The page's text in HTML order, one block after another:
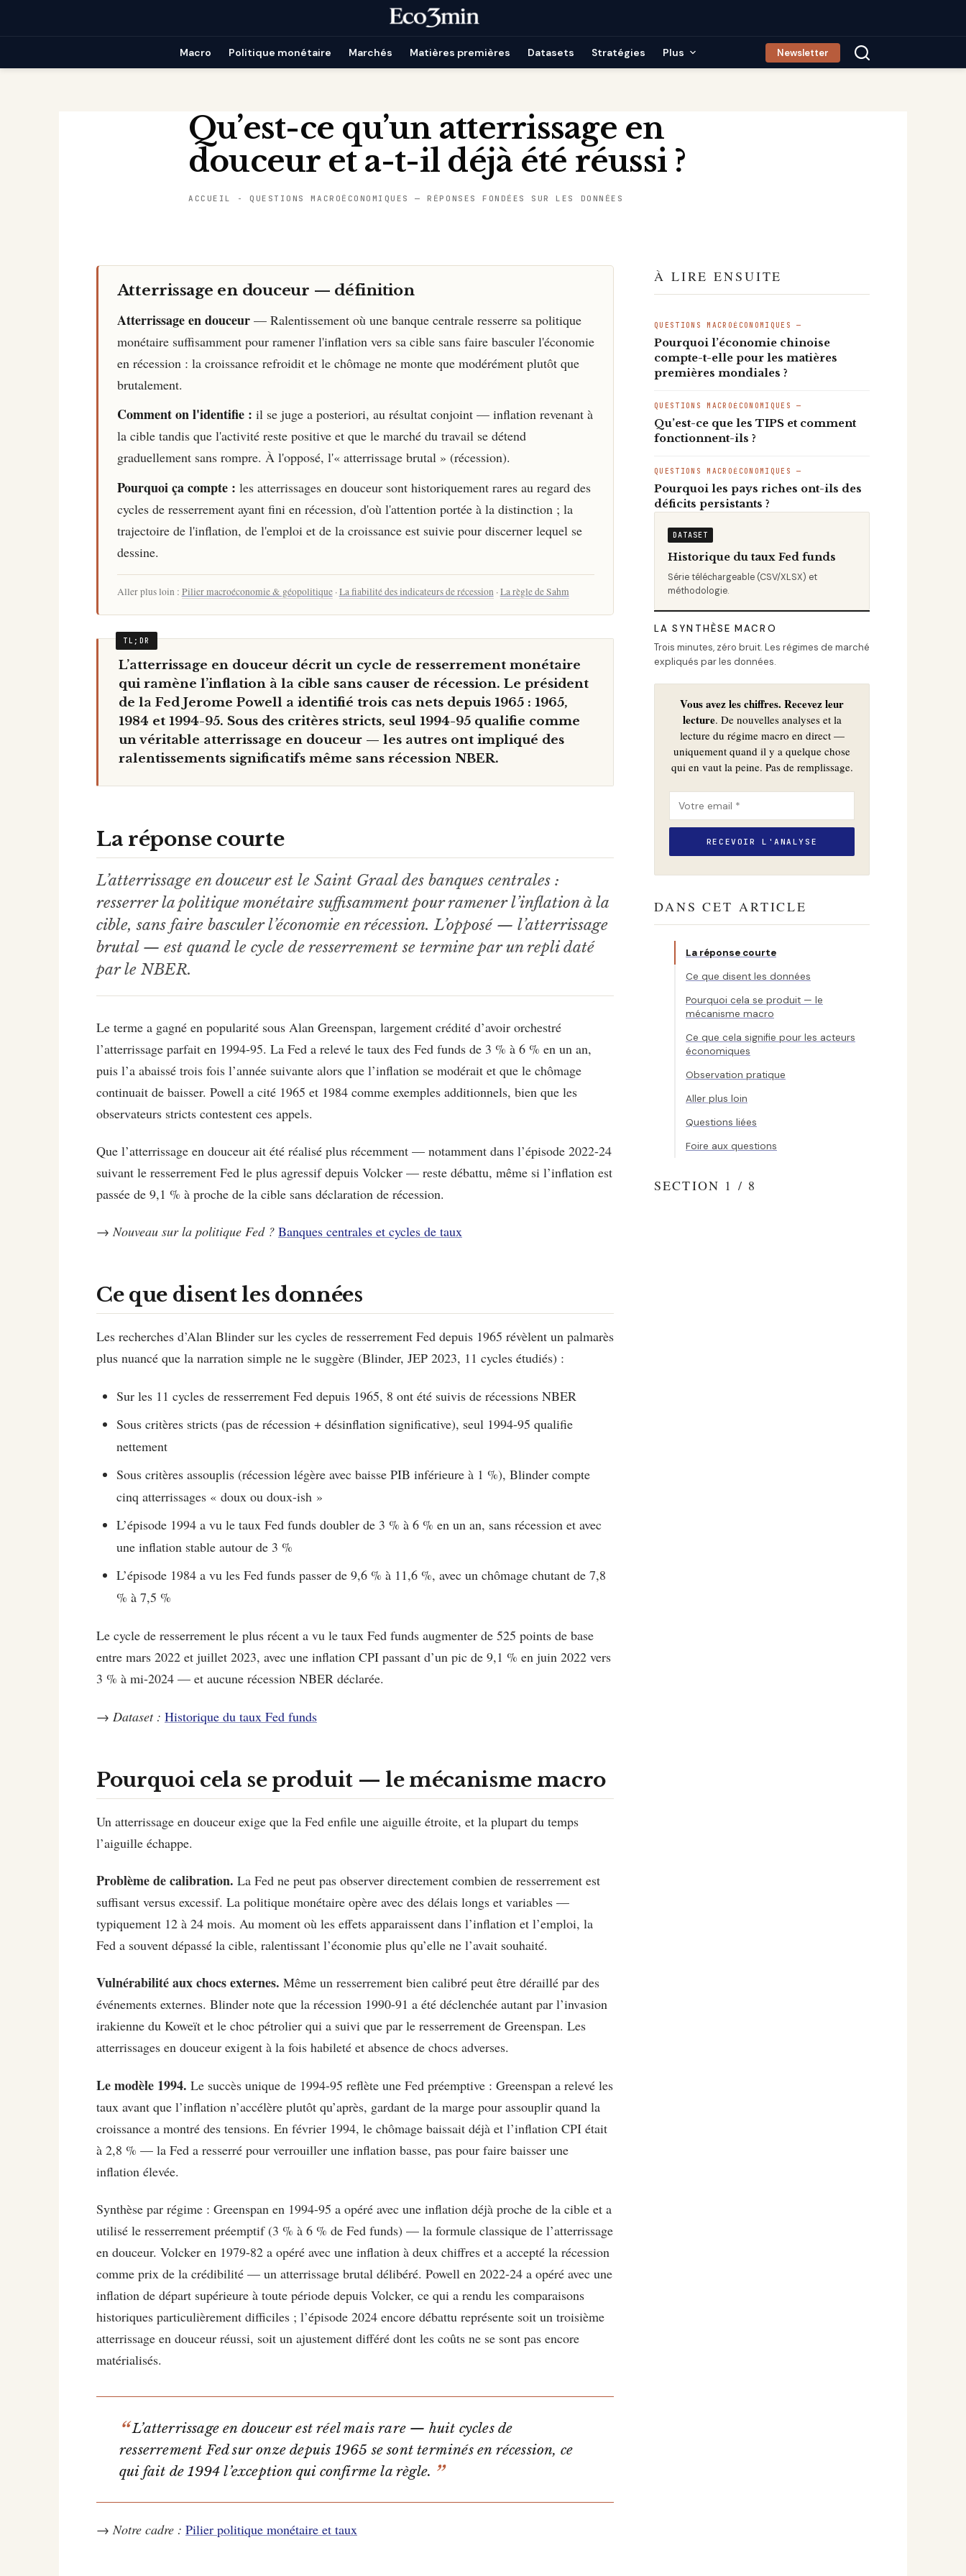
Macro Politique monétaire Marchés Matières premières Datasets Stratégies Plus Newsletter
Qu’est-ce qu’un atterrissage en
douceur et a-t-il déjà été réussi ?
ACCUEIL -QUESTIONS MACROÉCONOMIQUES — RÉPONSES FONDÉES SUR LES DONNÉES
Atterrissage en douceur — définition
Atterrissage en douceur— Ralentissement où une banque centrale resserre sa politique
monétaire suffisamment pour ramener l'inflation vers sa cible sans faire basculer l'économie
en récession : la croissance refroidit et le chômage ne monte que modérément plutôt que
brutalement.
Comment on l'identifie : il se juge a posteriori, au résultat conjoint — inflation revenant à
la cible tandis que l'activité reste positive et que le marché du travail se détend
graduellement sans rompre. À l'opposé, l'« atterrissage brutal » (récession).
Pourquoi ça compte : les atterrissages en douceur sont historiquement rares au regard des
cycles de resserrement ayant fini en récession, d'où l'attention portée à la distinction ; la
trajectoire de l'inflation, de l'emploi et de la croissance est suivie pour discerner lequel se
dessine.
Aller plus loin : Pilier macroéconomie & géopolitique·La fiabilité des indicateurs de récession·La règle de Sahm
L’atterrissage en douceur décrit un cycle de resserrement monétaire
qui ramène l’inflation à la cible sans causer de récession. Le président
de la Fed Jerome Powell a identifié trois cas nets depuis 1965 : 1965,
1984 et 1994-95. Sous des critères stricts, seul 1994-95 qualifie comme
un véritable atterrissage en douceur — les autres ont impliqué des
ralentissements significatifs même sans récession NBER.
La réponse courte
L’atterrissage en douceur est le Saint Graal des banques centrales :
resserrer la politique monétaire suffisamment pour ramener l’inflation à la
cible, sans faire basculer l’économie en récession. L’opposé — l’atterrissage
brutal — est quand le cycle de resserrement se termine par un repli daté
par le NBER.
Le terme a gagné en popularité sous Alan Greenspan, largement crédité d’avoir orchestré
l’atterrissage parfait en 1994-95. La Fed a relevé le taux des Fed funds de 3 % à 6 % en un an,
puis l’a abaissé trois fois l’année suivante alors que l’inflation se modérait et que le chômage
continuait de baisser. Powell a cité 1965 et 1984 comme exemples additionnels, bien que les
observateurs stricts contestent ces appels.
Que l’atterrissage en douceur ait été réalisé plus récemment — notamment dans l’épisode 2022-24
suivant le resserrement Fed le plus agressif depuis Volcker — reste débattu, même si l’inflation est
passée de 9,1 % à proche de la cible sans déclaration de récession.
→Nouveau sur la politique Fed ? Banques centrales et cycles de taux
Ce que disent les données
Les recherches d’Alan Blinder sur les cycles de resserrement Fed depuis 1965 révèlent un palmarès
plus nuancé que la narration simple ne le suggère (Blinder, JEP 2023, 11 cycles étudiés) :
Sur les 11 cycles de resserrement Fed depuis 1965, 8 ont été suivis de récessions NBER
Sous critères stricts (pas de récession + désinflation significative), seul 1994-95 qualifie
nettement
Sous critères assouplis (récession légère avec baisse PIB inférieure à 1 %), Blinder compte
cinq atterrissages « doux ou doux-ish »
L’épisode 1994 a vu le taux Fed funds doubler de 3 % à 6 % en un an, sans récession et avec
une inflation stable autour de 3 %
L’épisode 1984 a vu les Fed funds passer de 9,6 % à 11,6 %, avec un chômage chutant de 7,8
% à 7,5 %
Le cycle de resserrement le plus récent a vu le taux Fed funds augmenter de 525 points de base
entre mars 2022 et juillet 2023, avec une inflation CPI passant d’un pic de 9,1 % en juin 2022 vers
3 % à mi-2024 — et aucune récession NBER déclarée.
→ Dataset : Historique du taux Fed funds
Pourquoi cela se produit — le mécanisme macro
Un atterrissage en douceur exige que la Fed enfile une aiguille étroite, et la plupart du temps
l’aiguille échappe.
Problème de calibration. La Fed ne peut pas observer directement combien de resserrement est
suffisant versus excessif. La politique monétaire opère avec des délais longs et variables —
typiquement 12 à 24 mois. Au moment où les effets apparaissent dans l’inflation et l’emploi, la
Fed a souvent dépassé la cible, ralentissant l’économie plus qu’elle ne l’avait souhaité.
Vulnérabilité aux chocs externes. Même un resserrement bien calibré peut être déraillé par des
événements externes. Blinder note que la récession 1990-91 a été déclenchée autant par l’invasion
irakienne du Koweït et le choc pétrolier qui a suivi que par le resserrement de Greenspan. Les
atterrissages en douceur exigent à la fois habileté et absence de chocs adverses.
Le modèle 1994. Le succès unique de 1994-95 reflète une Fed préemptive : Greenspan a relevé les
taux avant que l’inflation n’accélère plutôt qu’après, gardant de la marge pour assouplir quand la
croissance a montré des tensions. En février 1994, le chômage baissait déjà et l’inflation CPI était
à 2,8 % — la Fed a resserré pour verrouiller une inflation basse, pas pour faire baisser une
inflation élevée.
Synthèse par régime : Greenspan en 1994-95 a opéré avec une inflation déjà proche de la cible et a
utilisé le resserrement préemptif (3 % à 6 % de Fed funds) — la formule classique de l’atterrissage
en douceur. Volcker en 1979-82 a opéré avec une inflation à deux chiffres et a accepté la récession
comme prix de la crédibilité — un atterrissage brutal délibéré. Powell en 2022-24 a opéré avec une
inflation de départ supérieure à toute période depuis Volcker, ce qui a rendu les comparaisons
historiques particulièrement difficiles ; l’épisode 2024 encore débattu représente soit un troisième
atterrissage en douceur réussi, soit un ajustement différé dont les coûts ne se sont pas encore
matérialisés.
L’atterrissage en douceur est réel mais rare — huit cycles de
resserrement Fed sur onze depuis 1965 se sont terminés en récession, ce
qui fait de 1994 l’exception qui confirme la règle.
→Notre cadre : Pilier politique monétaire et taux
À LIRE ENSUITE
QUESTIONS MACROÉCONOMIQUES —
Pourquoi l’économie chinoise
compte-t-elle pour les matières
premières mondiales ?
QUESTIONS MACROÉCONOMIQUES —
Qu’est-ce que les TIPS et comment
fonctionnent-ils ?
QUESTIONS MACROÉCONOMIQUES —
Pourquoi les pays riches ont-ils des
déficits persistants ?
DATASET
Historique du taux Fed funds
Série téléchargeable (CSV/XLSX) et
méthodologie.
LA SYNTHÈSE MACRO
Trois minutes, zéro bruit. Les régimes de marché
expliqués par les données.
Vous avez les chiffres. Recevez leur
lecture. De nouvelles analyses et la
lecture du régime macro en direct —
uniquement quand il y a quelque chose
qui en vaut la peine. Pas de remplissage.
DANS CET ARTICLE
La réponse courte
Ce que disent les données
Pourquoi cela se produit — le
mécanisme macro
Ce que cela signifie pour les acteurs
économiques
Observation pratique
Aller plus loin
Questions liées
Foire aux questions
SECTION 1 / 8